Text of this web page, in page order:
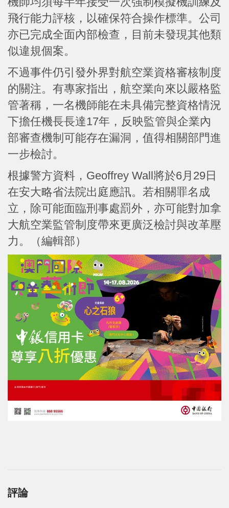
飛行能力評核，以確保符合操作標準。公司
亦已完成全面內部檢查，目前未發現其他類
似違規個案。
不過事件仍引發外界對航空業資格審核制度
的關注。有專家指出，航空業向來以嚴格監
管著稱，一名機師能在未具備完整資格情況
下擔任機長長達17年，反映監管與企業內
部審查機制可能存在漏洞，值得相關部門進
一步檢討。
根據警方資料，Geoffrey Wall將於6月29日
在安大略省法院出庭應訊。若相關罪名成
立，除可能面臨刑事處罰外，亦可能對加拿
大航空業監管制度帶來更廣泛檢討與改革壓
力。（編輯部）
評論